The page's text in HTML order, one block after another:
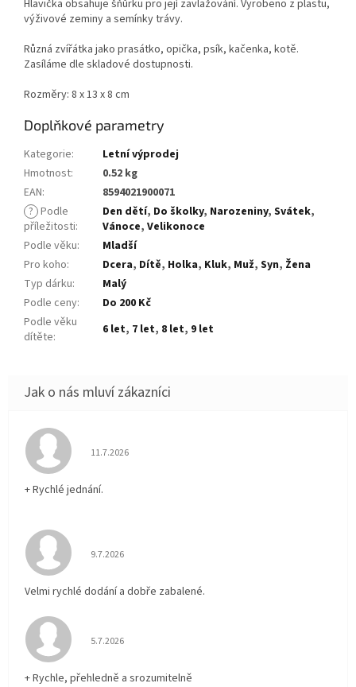
Hlavička obsahuje šňůrku pro její zavlažování. Vyrobeno z plastu,
výživové zeminy a semínky trávy.
Různá zvířátka jako prasátko, opička, psík, kačenka, kotě.
Zasíláme dle skladové dostupnosti.
Rozměry: 8 x 13 x 8 cm
Doplňkové parametry
Kategorie:
Letní výprodej
Hmotnost:
0.52 kg
EAN:
8594021900071
? Podle
příležitosti:
Den dětí, Do školky, Narozeniny, Svátek,
Vánoce, Velikonoce
Podle věku:
Mladší
Pro koho: Dcera, Dítě, Holka, Kluk, Muž, Syn, Žena
Typ dárku:
Malý
Podle ceny:
Do 200 Kč
Podle věku
dítěte: 6 let, 7 let, 8 let, 9 let
Hodnocení obchodu je 5 z 5 hvězdiček.
11.7.2026
+ Rychlé jednání.
Hodnocení obchodu je 5 z 5 hvězdiček.
9.7.2026
Velmi rychlé dodání a dobře zabalené.
Hodnocení obchodu je 5 z 5 hvězdiček.
5.7.2026
+ Rychle, přehledně a srozumitelně